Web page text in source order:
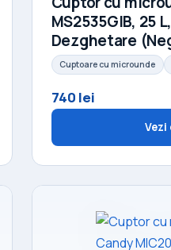
MS2535GIB, 25
Dezghetare
Cuptoare cu microunde
740 lei